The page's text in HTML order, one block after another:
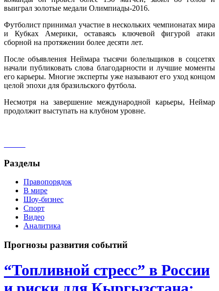
выиграл золотые медали Олимпиады-2016.
Футболист принимал участие в нескольких чемпионатах мира
и Кубках Америки, оставаясь ключевой фигурой атаки
сборной на протяжении более десяти лет.
После объявления Неймара тысячи болельщиков в соцсетях
начали публиковать слова благодарности и лучшие моменты
его карьеры. Многие эксперты уже называют его уход концом
целой эпохи для бразильского футбола.
Несмотря на завершение международной карьеры, Неймар
продолжит выступать на клубном уровне.
Разделы
Правопорядок
В мире
Шоу-бизнес
Спорт
Видео
Аналитика
Прогнозы развития событий
“Топливной стресс” в России